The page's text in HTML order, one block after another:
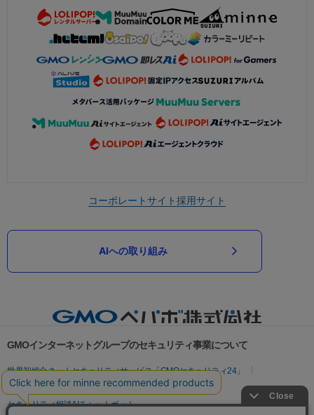
コーポレートサイト採用サイト
AIへの取り組み
GMOインターネットグループのセキュリティ事業について
世界初総合ネットセキュリティサービス「GMOセキュリティ24」
パスワード漏洩診断
Webサイトリスク診断
セキュリティ相談AIチャットボット